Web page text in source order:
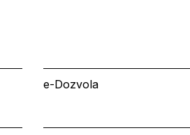
e-Dozvola